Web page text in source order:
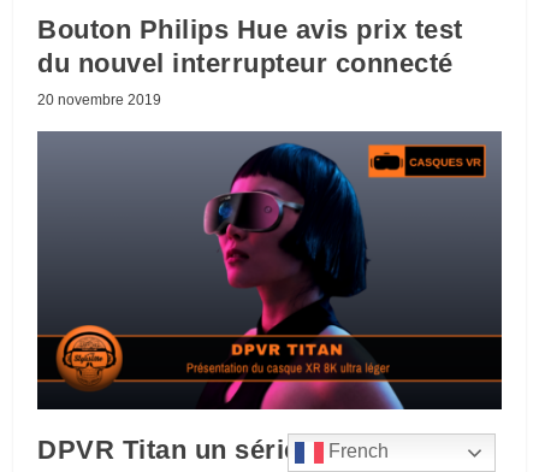
Bouton Philips Hue avis prix test
du nouvel interrupteur connecté
20 novembre 2019
DPVR Titan un sérieux concurrent
French